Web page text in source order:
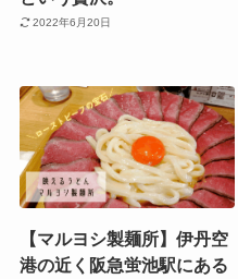
2022年6月20日
【マルヨシ製麺所】伊丹空
港の近く阪急蛍池駅にある